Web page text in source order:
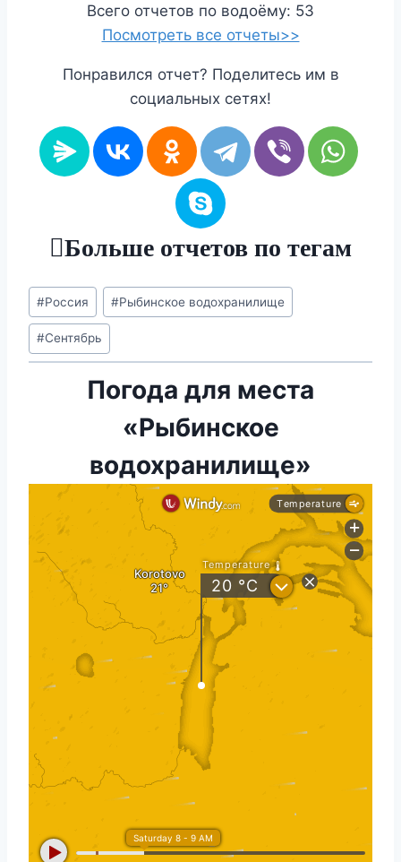
Всего отчетов по водоёму: 53
Посмотреть все отчеты>>
Понравился отчет? Поделитесь им в
социальных сетях!
Больше отчетов по тегам
Метки
записи:
#Россия #Рыбинское водохранилище
#Сентябрь
Погода для места
«Рыбинское
водохранилище»